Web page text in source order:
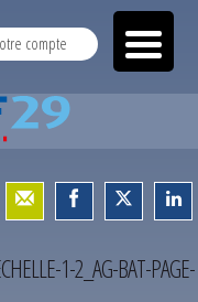
compte
1-2_AG-BAT-PAGE-